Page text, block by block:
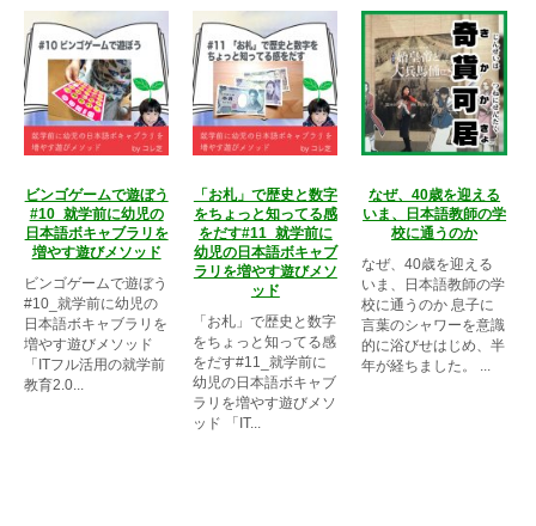
ビンゴゲームで遊ぼう
#10_就学前に幼児の
日本語ボキャブラリを
増やす遊びメソッド
ビンゴゲームで遊ぼう
#10_就学前に幼児の
日本語ボキャブラリを
増やす遊びメソッド
「ITフル活用の就学前
教育2.0...
「お札」で歴史と数字
をちょっと知ってる感
をだす#11_就学前に
幼児の日本語ボキャブ
ラリを増やす遊びメソ
ッド
「お札」で歴史と数字
をちょっと知ってる感
をだす#11_就学前に
幼児の日本語ボキャブ
ラリを増やす遊びメソ
ッド 「IT...
なぜ、40歳を迎える
いま、日本語教師の学
校に通うのか
なぜ、40歳を迎える
いま、日本語教師の学
校に通うのか 息子に
言葉のシャワーを意識
的に浴びせはじめ、半
年が経ちました。 ...